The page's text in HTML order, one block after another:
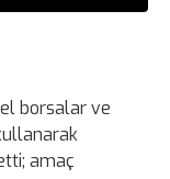
borsalar ve
amaç